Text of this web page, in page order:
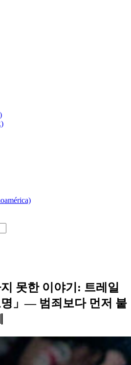
못한 이야기: 트레일
」— 범죄보다 먼저 붙